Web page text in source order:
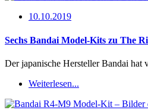
10.10.2019
Sechs Bandai Model-Kits zu The
Der japanische Hersteller Bandai
Weiterlesen...